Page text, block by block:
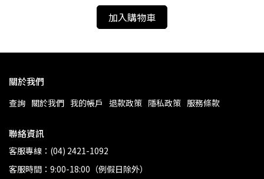
加入購物車
關於我們
查詢 關於我們 我的帳戶 退款政策 隱私政策 服務條款
聯絡資訊
客服專線：(04) 2421-1092
客服時間：9:00-18:00（例假日除外）